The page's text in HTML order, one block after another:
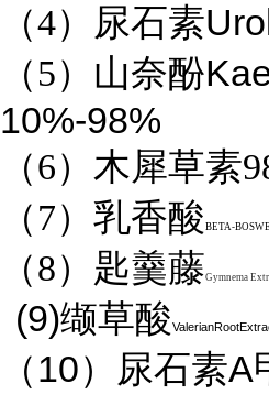
（4） 尿石素
（5）山奈酚
10%-98%
（6）木犀草素
（7）乳香酸 BETA-
（8）匙羹藤Gymnema
(9)缬草酸
（10）尿石素A